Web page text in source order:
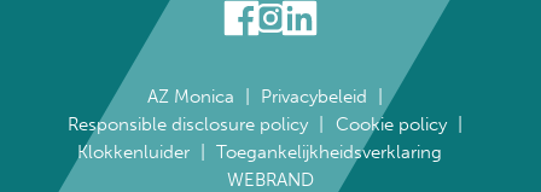
AZ Monica
Privacybeleid
Responsible disclosure policy
Cookie policy
Klokkenluider
Toegankelijkheidsverklaring
WEBRAND